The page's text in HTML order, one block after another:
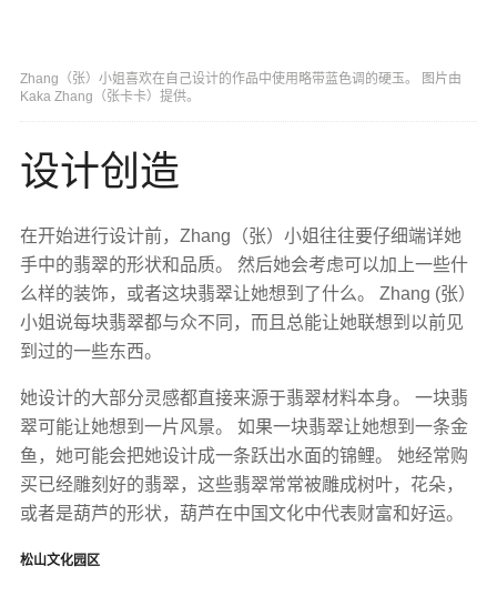
Zhang（张）小姐喜欢在自己设计的作品中使用略带蓝色调的硬玉。 图片由
Kaka Zhang（张卡卡）提供。
设计创造
在开始进行设计前，Zhang（张）小姐往往要仔细端详她
手中的翡翠的形状和品质。 然后她会考虑可以加上一些什
么样的装饰，或者这块翡翠让她想到了什么。 Zhang (张）
小姐说每块翡翠都与众不同，而且总能让她联想到以前见
到过的一些东西。
她设计的大部分灵感都直接来源于翡翠材料本身。 一块翡
翠可能让她想到一片风景。 如果一块翡翠让她想到一条金
鱼，她可能会把她设计成一条跃出水面的锦鲤。 她经常购
买已经雕刻好的翡翠，这些翡翠常常被雕成树叶，花朵，
或者是葫芦的形状，葫芦在中国文化中代表财富和好运。
松山文化园区